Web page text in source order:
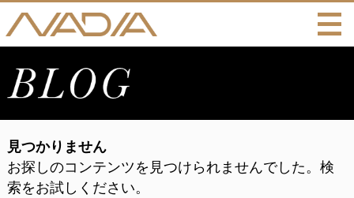
見つかりません
お探しのコンテンツを見つけられませんでした。検
索をお試しください。